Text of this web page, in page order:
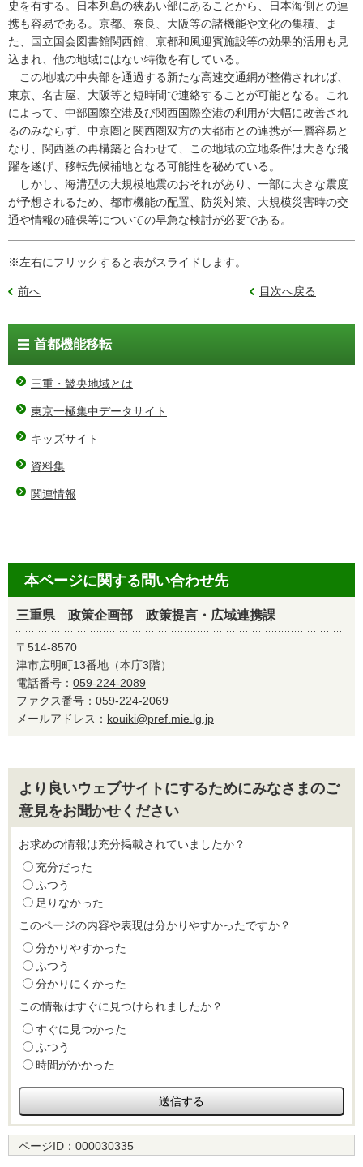
史を有する。日本列島の狭あい部にあることから、日本海側との連
携も容易である。京都、奈良、大阪等の諸機能や文化の集積、ま
た、国立国会図書館関西館、京都和風迎賓施設等の効果的活用も見
込まれ、他の地域にはない特徴を有している。
この地域の中央部を通過する新たな高速交通網が整備されれば、
東京、名古屋、大阪等と短時間で連絡することが可能となる。これ
によって、中部国際空港及び関西国際空港の利用が大幅に改善され
るのみならず、中京圏と関西圏双方の大都市との連携が一層容易と
なり、関西圏の再構築と合わせて、この地域の立地条件は大きな飛
躍を遂げ、移転先候補地となる可能性を秘めている。
しかし、海溝型の大規模地震のおそれがあり、一部に大きな震度
が予想されるため、都市機能の配置、防災対策、大規模災害時の交
通や情報の確保等についての早急な検討が必要である。
※左右にフリックすると表がスライドします。
前へ 目次へ戻る
首都機能移転
三重・畿央地域とは
東京一極集中データサイト
キッズサイト
資料集
関連情報
本ページに関する問い合わせ先
三重県 政策企画部 政策提言・広域連携課
〒514-8570
津市広明町13番地（本庁3階）
電話番号： 059-224-2089
ファクス番号：059-224-2069
メールアドレス： kouiki@pref.mie.lg.jp
より良いウェブサイトにするためにみなさまのご
意見をお聞かせください
お求めの情報は充分掲載されていましたか？
充分だった
ふつう
足りなかった
このページの内容や表現は分かりやすかったですか？
分かりやすかった
ふつう
分かりにくかった
この情報はすぐに見つけられましたか？
すぐに見つかった
ふつう
時間がかかった
ページID： 000030335